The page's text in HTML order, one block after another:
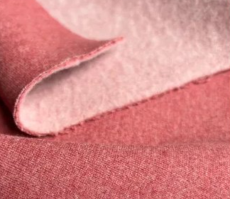
veya genişlik istiyorsanız lütfen iletişime geçiniz.
ve çok yönlü uygulamalarıyla tanınan %100
olan Lupine Textile'in Ranforce Kumaş
Yüksek iplik tel sayısına sahip ince bir dokumaya
ciltte pürüzsüz ve canlı bir dokuyu korurken güç
Doğal nefes alma özelliği, onu çarşaflar, yastık
de dahil olmak üzere gösterişli yatak takımları
bir gece uykusu sağlamak için ideal bir seçim
Ranforce kumaşı yazlık elbiseler, gömlekler
şık giysilerin yapımında çok güzel bir şekilde
kapitone projelerine kadar uzanır ve karmaşık
bir tuval sağlar. Lupine Textile'in %100 Pamuklu
zamansız zarafeti ve kalıcı konforuyla
kreasyonlarınızı yükseltin.